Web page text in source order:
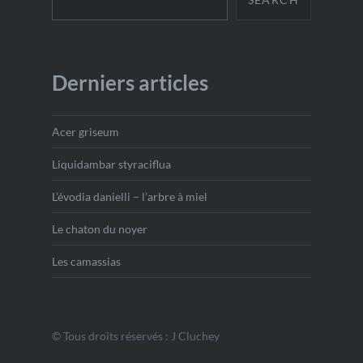
Derniers articles
Acer griseum
Liquidambar styraciflua
L’évodia danielli – l’arbre à miel
Le chaton du noyer
Les camassias
© Tous droits réservés : J Cluchey